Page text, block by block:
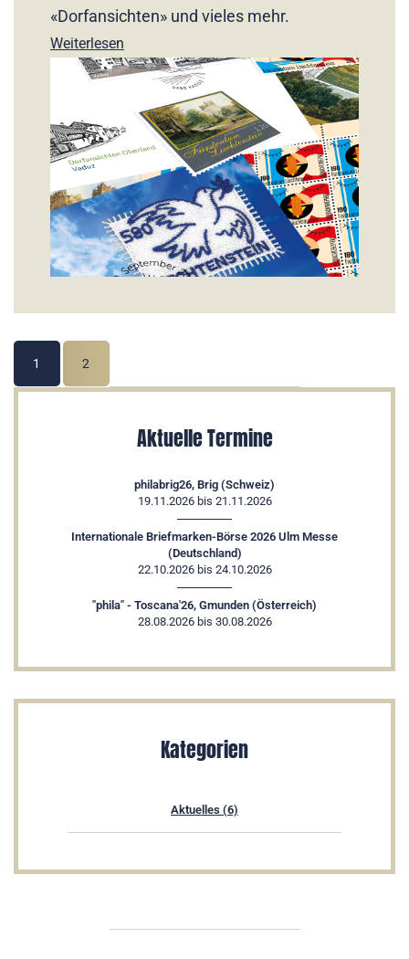
«Dorfansichten» und vieles mehr.
Weiterlesen
1 2
Aktuelle Termine
philabrig26, Brig (Schweiz)
19.11.2026 bis 21.11.2026
Internationale Briefmarken-Börse 2026 Ulm Messe
(Deutschland)
22.10.2026 bis 24.10.2026
"phila" - Toscana'26, Gmunden (Österreich)
28.08.2026 bis 30.08.2026
Kategorien
Aktuelles (6)